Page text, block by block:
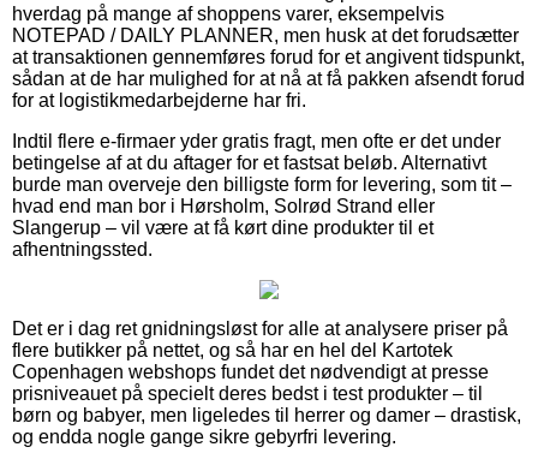
hverdag på mange af shoppens varer, eksempelvis
NOTEPAD / DAILY PLANNER, men husk at det forudsætter
at transaktionen gennemføres forud for et angivent tidspunkt,
sådan at de har mulighed for at nå at få pakken afsendt forud
for at logistikmedarbejderne har fri.
Indtil flere e-firmaer yder gratis fragt, men ofte er det under
betingelse af at du aftager for et fastsat beløb. Alternativt
burde man overveje den billigste form for levering, som tit –
hvad end man bor i Hørsholm, Solrød Strand eller
Slangerup – vil være at få kørt dine produkter til et
afhentningssted.
Det er i dag ret gnidningsløst for alle at analysere priser på
flere butikker på nettet, og så har en hel del Kartotek
Copenhagen webshops fundet det nødvendigt at presse
prisniveauet på specielt deres bedst i test produkter – til
børn og babyer, men ligeledes til herrer og damer – drastisk,
og endda nogle gange sikre gebyrfri levering.